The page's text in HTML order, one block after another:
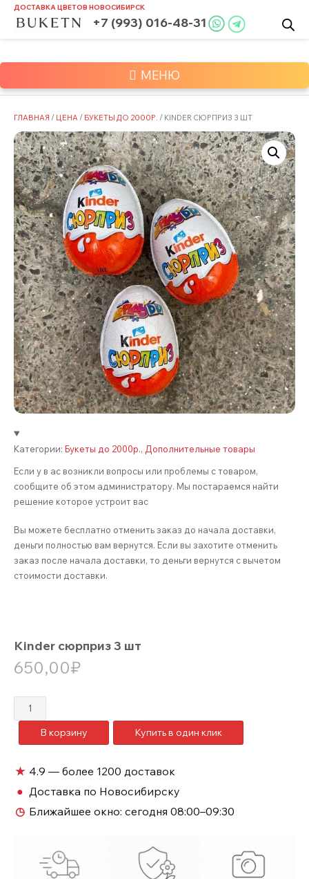
SkipДОСТАВКА ЦВЕТОВ НОВОСИБИРСК
+7 (993) 016-48-31
МЕНЮ
ГЛАВНАЯ / ЦЕНА / БУКЕТЫ ДО 2000Р. / KINDER СЮРПРИЗ 3 ШТ
Категории: Букеты до 2000р., Дополнительные товары
Если у в ас возникли вопросы или проблемы с товаром,
сообщите об этом администратору. Мы постараемся найти
решение которое устроит вас
Вы можете бесплатно отменить заказ до начала доставки,
деньги полностью вам вернутся. Если вы захотите отменить
заказ после начала доставки, то деньги вернутся с вычетом
стоимости доставки.
Kinder сюрприз 3 шт
650,00₽
Количество
товара
В корзину Купить в один клик
★ 4.9 — более 1200 доставок
● Доставка по Новосибирску
◷ Ближайшее окно: сегодня 08:00–09:30